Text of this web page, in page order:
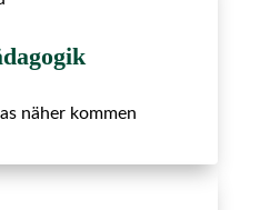
näher kommen